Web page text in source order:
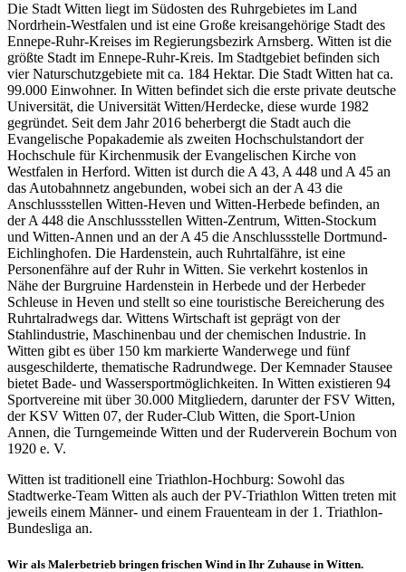
Die Stadt Witten liegt im Südosten des Ruhrgebietes im Land
Nordrhein-Westfalen und ist eine Große kreisangehörige Stadt des
Ennepe-Ruhr-Kreises im Regierungsbezirk Arnsberg. Witten ist die
größte Stadt im Ennepe-Ruhr-Kreis. Im Stadtgebiet befinden sich
vier Naturschutzgebiete mit ca. 184 Hektar. Die Stadt Witten hat ca.
99.000 Einwohner. In Witten befindet sich die erste private deutsche
Universität, die Universität Witten/Herdecke, diese wurde 1982
gegründet. Seit dem Jahr 2016 beherbergt die Stadt auch die
Evangelische Popakademie als zweiten Hochschulstandort der
Hochschule für Kirchenmusik der Evangelischen Kirche von
Westfalen in Herford. Witten ist durch die A 43, A 448 und A 45 an
das Autobahnnetz angebunden, wobei sich an der A 43 die
Anschlussstellen Witten-Heven und Witten-Herbede befinden, an
der A 448 die Anschlussstellen Witten-Zentrum, Witten-Stockum
und Witten-Annen und an der A 45 die Anschlussstelle Dortmund-
Eichlinghofen. Die Hardenstein, auch Ruhrtalfähre, ist eine
Personenfähre auf der Ruhr in Witten. Sie verkehrt kostenlos in
Nähe der Burgruine Hardenstein in Herbede und der Herbeder
Schleuse in Heven und stellt so eine touristische Bereicherung des
Ruhrtalradwegs dar. Wittens Wirtschaft ist geprägt von der
Stahlindustrie, Maschinenbau und der chemischen Industrie. In
Witten gibt es über 150 km markierte Wanderwege und fünf
ausgeschilderte, thematische Radrundwege. Der Kemnader Stausee
bietet Bade- und Wassersportmöglichkeiten. In Witten existieren 94
Sportvereine mit über 30.000 Mitgliedern, darunter der FSV Witten,
der KSV Witten 07, der Ruder-Club Witten, die Sport-Union
Annen, die Turngemeinde Witten und der Ruderverein Bochum von
1920 e. V.
Witten ist traditionell eine Triathlon-Hochburg: Sowohl das
Stadtwerke-Team Witten als auch der PV-Triathlon Witten treten mit
jeweils einem Männer- und einem Frauenteam in der 1. Triathlon-
Bundesliga an.
Wir als Malerbetrieb bringen frischen Wind in Ihr Zuhause in Witten.